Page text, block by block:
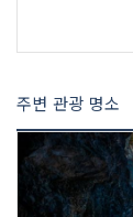
주변 관광 명소